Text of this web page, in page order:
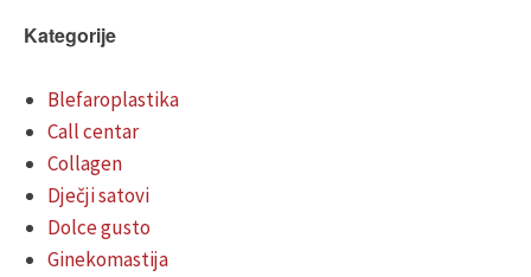
Kategorije
Blefaroplastika
Call centar
Collagen
Dječji satovi
Dolce gusto
Ginekomastija